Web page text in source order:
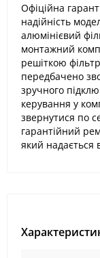
Офіційна
надійність
алюмінієвий
монтажний
решіткою
передбачено
зручного
керування у
звернутися по
гарантійний
який надається